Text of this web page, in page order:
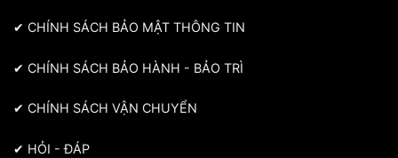
✔ CHÍNH SÁCH BẢO MẬT THÔNG TIN
✔ CHÍNH SÁCH BẢO HÀNH - BẢO TRÌ
✔ CHÍNH SÁCH VẬN CHUYỂN
✔ HỎI - ĐÁP